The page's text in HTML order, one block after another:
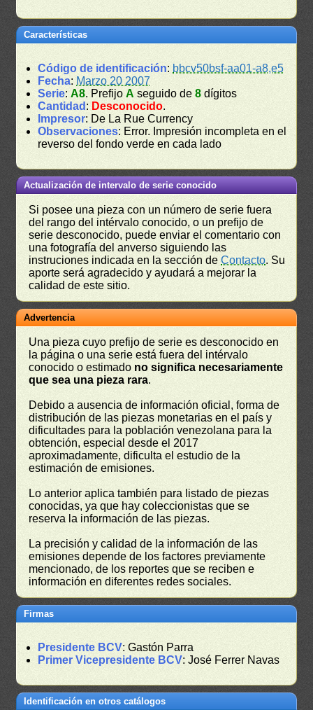
Características
Código de identificación: bbcv50bsf-aa01-a8,e5
Fecha: Marzo 20 2007
Serie:A8. PrefijoA seguido de8 dígitos
Cantidad : Desconocido.
Impresor: De La Rue Currency
Observaciones: Error. Impresión incompleta en el
reverso del fondo verde en cada lado
Actualización de intervalo de serie conocido
Si posee una pieza con un número de serie fuera
del rango del intérvalo conocido, o un prefijo de
serie desconocido, puede enviar el comentario con
una fotografía del anverso siguiendo las
instruciones indicada en la sección deContacto. Su
aporte será agradecido y ayudará a mejorar la
calidad de este sitio.
Advertencia
Una pieza cuyo prefijo de serie es desconocido en
la página o una serie está fuera del intérvalo
conocido o estimado no significa necesariamente
que sea una pieza rara.
Debido a ausencia de información oficial, forma de
distribución de las piezas monetarias en el país y
dificultades para la población venezolana para la
obtención, especial desde el 2017
aproximadamente, dificulta el estudio de la
estimación de emisiones.
Lo anterior aplica también para listado de piezas
conocidas, ya que hay coleccionistas que se
reserva la información de las piezas.
La precisión y calidad de la información de las
emisiones depende de los factores previamente
mencionado, de los reportes que se reciben e
información en diferentes redes sociales.
Firmas
Presidente BCV: Gastón Parra
Primer Vicepresidente BCV: José Ferrer Navas
Identificación en otros catálogos